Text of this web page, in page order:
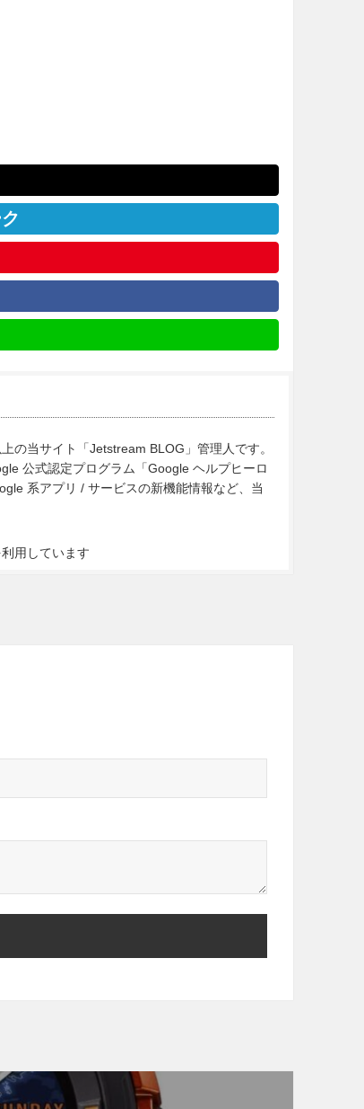
の当サイト「Jetstream BLOG」管理人です。
公式認定プログラム「Google ヘルプヒーロ
系アプリ / サービスの新機能情報など、当
用しています